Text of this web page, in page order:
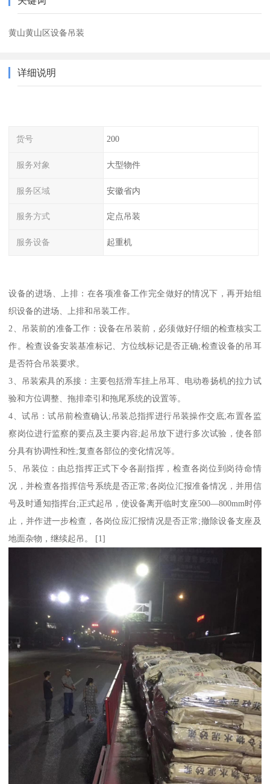
黄山黄山区设备吊装
详细说明
货号 200
服务对象 大型物件
服务区域 安徽省内
服务方式 定点吊装
服务设备 起重机
设备的进场、上排：在各项准备工作完全做好的情况下，再开始组
织设备的进场、上排和吊装工作。
2、吊装前的准备工作：设备在吊装前，必须做好仔细的检查核实工
作。检查设备安装基准标记、方位线标记是否正确;检查设备的吊耳
是否符合吊装要求。
3、吊装索具的系接：主要包括滑车挂上吊耳、电动卷扬机的拉力试
验和方位调整、拖排牵引和拖尾系统的设置等。
4、试吊：试吊前检查确认;吊装总指挥进行吊装操作交底;布置各监
察岗位进行监察的要点及主要内容;起吊放下进行多次试验，使各部
分具有协调性和性;复查各部位的变化情况等。
5、吊装位：由总指挥正式下令各副指挥，检查各岗位到岗待命情
况，并检查各指挥信号系统是否正常;各岗位汇报准备情况，并用信
号及时通知指挥台;正式起吊，使设备离开临时支座500—800mm时停
止，并作进一步检查，各岗位应汇报情况是否正常;撤除设备支座及
地面杂物，继续起吊。 [1]